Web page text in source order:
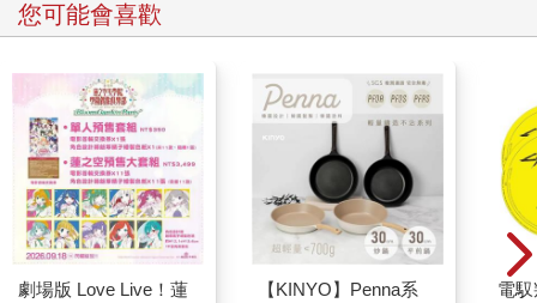
您可能會喜歡
劇場版 Love Live！蓮
【KINYO】Penna系
電